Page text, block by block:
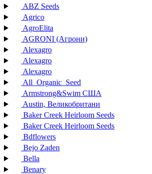
ABZ Seeds
Agrico
AgroElita
AGRONI (Агрони)
Alexagro
Alexagro
Alexagro
All_Organic_Seed
Armstrong&Swim США
Austin, Великобритани
Baker Creek Heirloom Seeds
Baker Creek Heirloom Seeds
Bdflowers
Bejo Zaden
Bella
Benary